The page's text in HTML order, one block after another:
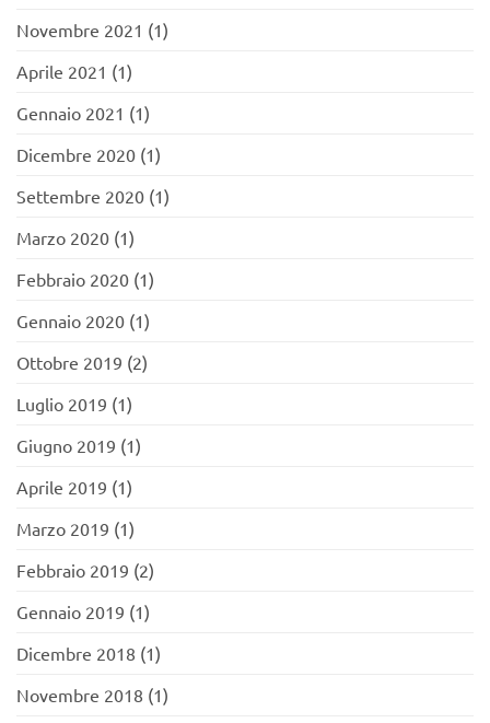
Novembre 2021 (1)
Aprile 2021 (1)
Gennaio 2021 (1)
Dicembre 2020 (1)
Settembre 2020 (1)
Marzo 2020 (1)
Febbraio 2020 (1)
Gennaio 2020 (1)
Ottobre 2019 (2)
Luglio 2019 (1)
Giugno 2019 (1)
Aprile 2019 (1)
Marzo 2019 (1)
Febbraio 2019 (2)
Gennaio 2019 (1)
Dicembre 2018 (1)
Novembre 2018 (1)